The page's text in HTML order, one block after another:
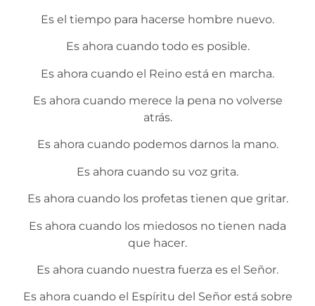
Es el tiempo para hacerse hombre nuevo.
Es ahora cuando todo es posible.
Es ahora cuando el Reino está en marcha.
Es ahora cuando merece la pena no volverse
atrás.
Es ahora cuando podemos darnos la mano.
Es ahora cuando su voz grita.
Es ahora cuando los profetas tienen que gritar.
Es ahora cuando los miedosos no tienen nada
que hacer.
Es ahora cuando nuestra fuerza es el Señor.
Es ahora cuando el Espíritu del Señor está sobre